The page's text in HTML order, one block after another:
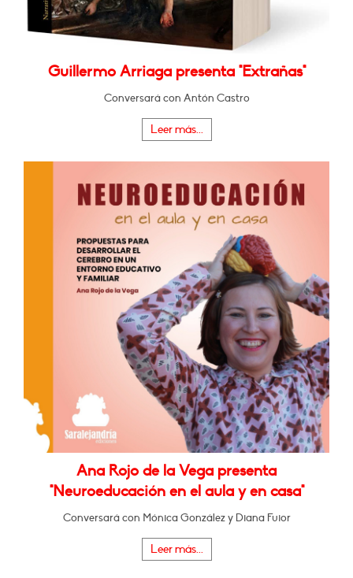
Guillermo Arriaga presenta "Extrañas"
Conversará con Antón Castro
Leer más...
Ana Rojo de la Vega presenta
"Neuroeducación en el aula y en casa"
Conversará con Mónica González y Diana Fuior
Leer más...